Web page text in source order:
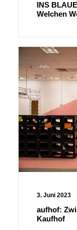
INS
Welchen
3. Juni 2023
aufhof:
Kaufhof